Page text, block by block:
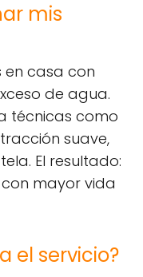
mis
en casa con
de agua.
técnicas como
suave,
El resultado:
mayor vida
el servicio?